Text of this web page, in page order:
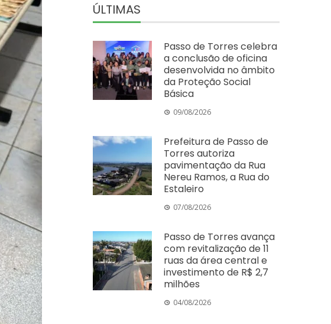
ÚLTIMAS
Passo de Torres celebra
a conclusão de oficina
desenvolvida no âmbito
da Proteção Social
Básica
09/08/2026
Prefeitura de Passo de
Torres autoriza
pavimentação da Rua
Nereu Ramos, a Rua do
Estaleiro
07/08/2026
Passo de Torres avança
com revitalização de 11
ruas da área central e
investimento de R$ 2,7
milhões
04/08/2026